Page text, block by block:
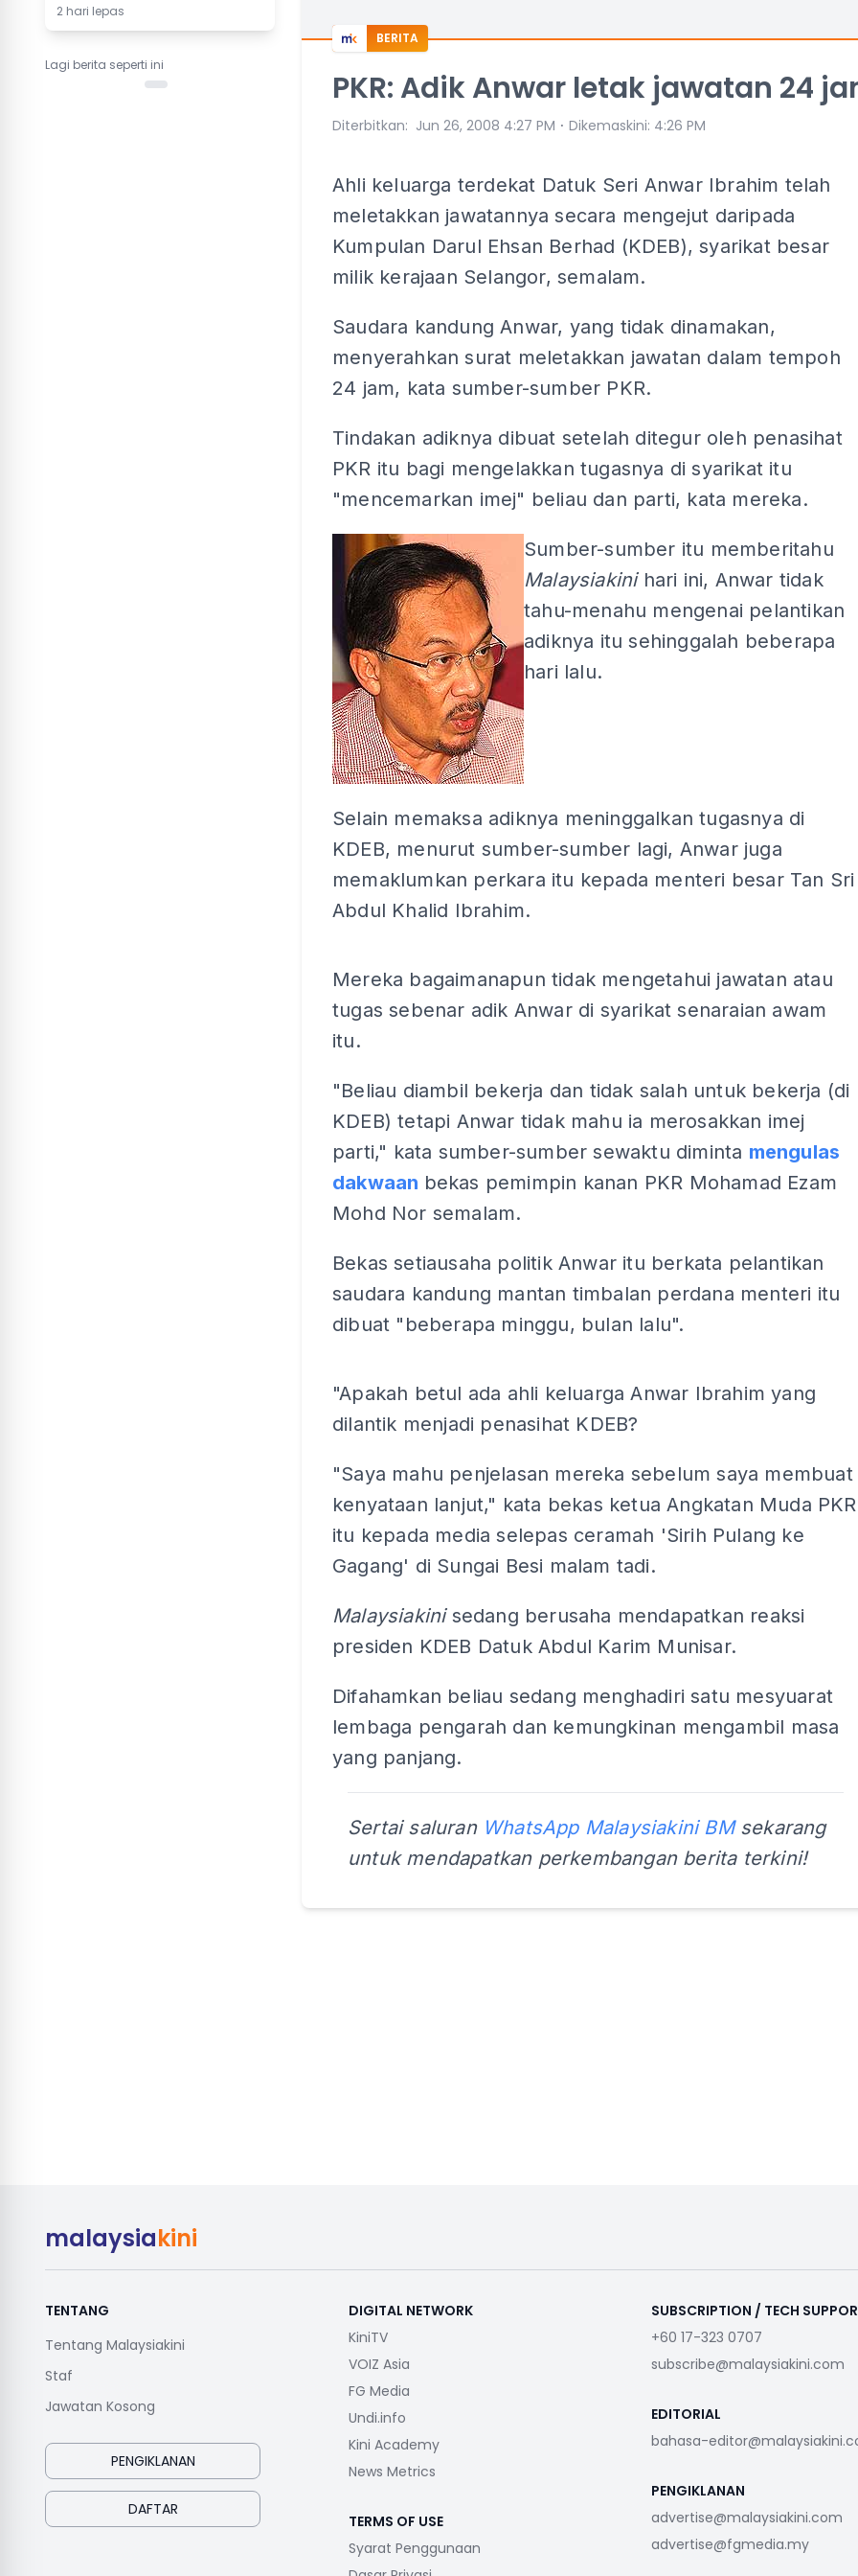
2 hari lepas
Lagi berita seperti ini
BERITA
PKR: Adik Anwar letak jawatan 24
Diterbitkan: Jun 26, 2008 4:27 PM ⋅ Dikemaskini: 4:26 PM
Ahli keluarga terdekat Datuk Seri Anwar Ibrahim telah
meletakkan jawatannya secara mengejut daripada
Kumpulan Darul Ehsan Berhad (KDEB), syarikat besar
milik kerajaan Selangor, semalam.
Saudara kandung Anwar, yang tidak dinamakan,
menyerahkan surat meletakkan jawatan dalam tempoh
24 jam, kata sumber-sumber PKR.
Tindakan adiknya dibuat setelah ditegur oleh penasihat
PKR itu bagi mengelakkan tugasnya di syarikat itu
"mencemarkan imej" beliau dan parti, kata mereka.
Sumber-sumber itu memberitahu
Malaysiakini hari ini, Anwar tidak
tahu-menahu mengenai pelantikan
adiknya itu sehinggalah beberapa
hari lalu.
Selain memaksa adiknya meninggalkan tugasnya di
KDEB, menurut sumber-sumber lagi, Anwar juga
memaklumkan perkara itu kepada menteri besar Tan Sri
Abdul Khalid Ibrahim.
Mereka bagaimanapun tidak mengetahui jawatan atau
tugas sebenar adik Anwar di syarikat senaraian awam
itu.
"Beliau diambil bekerja dan tidak salah untuk bekerja (di
KDEB) tetapi Anwar tidak mahu ia merosakkan imej
parti," kata sumber-sumber sewaktu diminta mengulas
dakwaan bekas pemimpin kanan PKR Mohamad Ezam
Mohd Nor semalam.
Bekas setiausaha politik Anwar itu berkata pelantikan
saudara kandung mantan timbalan perdana menteri itu
dibuat "beberapa minggu, bulan lalu".
"Apakah betul ada ahli keluarga Anwar Ibrahim yang
dilantik menjadi penasihat KDEB?
"Saya mahu penjelasan mereka sebelum saya membuat
kenyataan lanjut," kata bekas ketua Angkatan Muda PKR
itu kepada media selepas ceramah 'Sirih Pulang ke
Gagang' di Sungai Besi malam tadi.
Malaysiakini sedang berusaha mendapatkan reaksi
presiden KDEB Datuk Abdul Karim Munisar.
Difahamkan beliau sedang menghadiri satu mesyuarat
lembaga pengarah dan kemungkinan mengambil masa
yang panjang.
Sertai saluran WhatsApp Malaysiakini BMsekarang
untuk mendapatkan perkembangan berita terkini!
malaysiakini
TENTANG
Tentang Malaysiakini
Staf
Jawatan Kosong
PENGIKLANAN
DAFTAR
DIGITAL NETWORK
KiniTV
VOIZ Asia
FG Media
Undi.info
Kini Academy
News Metrics
TERMS OF USE
Syarat Penggunaan
SUBSCRIPTION / TECH
+60 17-323 0707
subscribe@malaysiakini.com
EDITORIAL
bahasa-
PENGIKLANAN
advertise@malaysiakini.com
advertise@fgmedia.my